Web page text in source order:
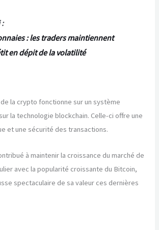
:
: les traders maintiennent
en dépit de la volatilité
la crypto fonctionne sur un système
la technologie blockchain. Celle-ci offre une
et une sécurité des transactions.
à maintenir la croissance du marché de
avec la popularité croissante du Bitcoin,
spectaculaire de sa valeur ces dernières